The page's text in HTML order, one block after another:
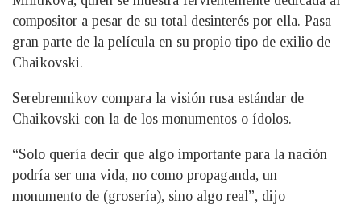
compositor a pesar de su total desinterés por ella. Pasa
gran parte de la película en su propio tipo de exilio de
Chaikovski.
Serebrennikov compara la visión rusa estándar de
Chaikovski con la de los monumentos o ídolos.
“Solo quería decir que algo importante para la nación
podría ser una vida, no como propaganda, un
monumento de (grosería), sino algo real”, dijo